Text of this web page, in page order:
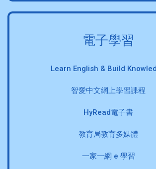
電子學習
Learn English & Build
智愛中文網上學習課程
HyRead電子書
教育局教育多媒體
一家一網 e 學習